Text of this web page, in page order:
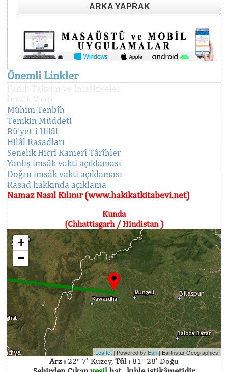
ARKA YAPRAK
Önemli Linkler
Mühim Tenbîh
Temkin Müddeti
Rü'yet-i Hilâl
Hilâl Rasadları
Senelik Hicrî Kamerî Târîhler
Yanlış imsâk vakti açıklaması
Doğru imsâk vakti açıklaması
Rasad hakkında açıklama
Namaz Nasıl Kılınır (www.hakikatkitabevi.net)
Kunda
(Chhattisgarh / Hindistan )
+
−
Leaflet | Powered by Esri | Earthstar Geographics
Arz : 22° 7' Kuzey, Tûl : 81° 28' Doğu